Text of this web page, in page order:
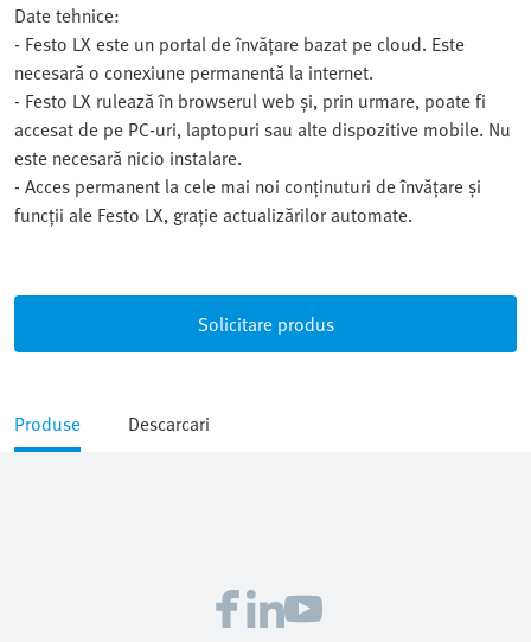
Date tehnice:
- Festo LX este un portal de învățare bazat pe cloud. Este
necesară o conexiune permanentă la internet.
- Festo LX rulează în browserul web și, prin urmare, poate fi
accesat de pe PC-uri, laptopuri sau alte dispozitive mobile. Nu
este necesară nicio instalare.
- Acces permanent la cele mai noi conținuturi de învățare și
funcții ale Festo LX, grație actualizărilor automate.
Solicitare produs
Produse Descarcari